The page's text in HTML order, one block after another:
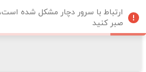
ارتباط با سرور دچار مشکل شده
صبر کنید